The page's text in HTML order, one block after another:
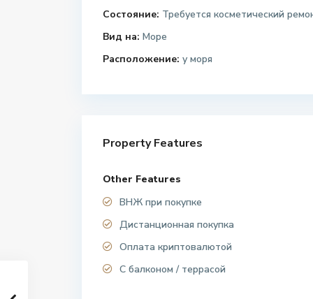
Состояние: Требуется косметический
Вид на: Море
Расположение: у моря
Property Features
Other Features
ВНЖ при покупке
Дистанционная покупка
Оплата криптовалютой
С балконом / террасой